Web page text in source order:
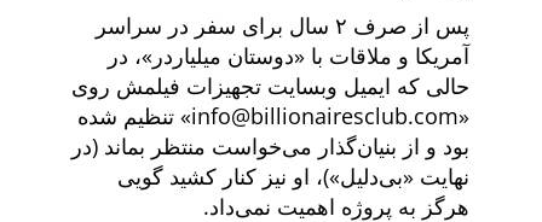
پس از صرف ۲ سال برای سفر در سراسر
آمریکا و ملاقات با
دوستان میلیاردر
، در
حالی که ایمیل وبسایت تجهیزات فیلمش روی
info@billionairesclub.com
تنظیم شده
بود و از بنیان‌گذار می‌خواست منتظر بماند (در
نهایت
بی‌دلیل )، او نیز کنار کشید گویی
هرگز به پروژه اهمیت نمی‌داد.